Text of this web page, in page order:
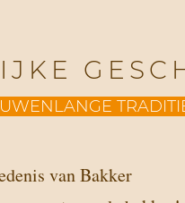
van Bakker